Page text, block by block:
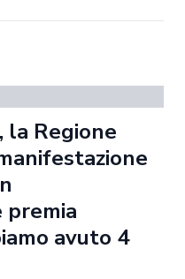
la Regione
premia
avuto 4